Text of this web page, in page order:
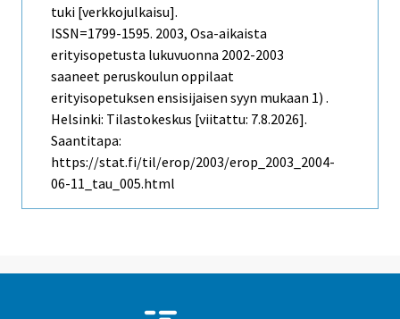
tuki [verkkojulkaisu].
ISSN=1799-1595. 2003, Osa-aikaista
erityisopetusta lukuvuonna 2002-2003
saaneet peruskoulun oppilaat
erityisopetuksen ensisijaisen syyn mukaan 1) .
Helsinki: Tilastokeskus [viitattu: 7.8.2026].
Saantitapa:
https://stat.fi/til/erop/2003/erop_2003_2004-
06-11_tau_005.html